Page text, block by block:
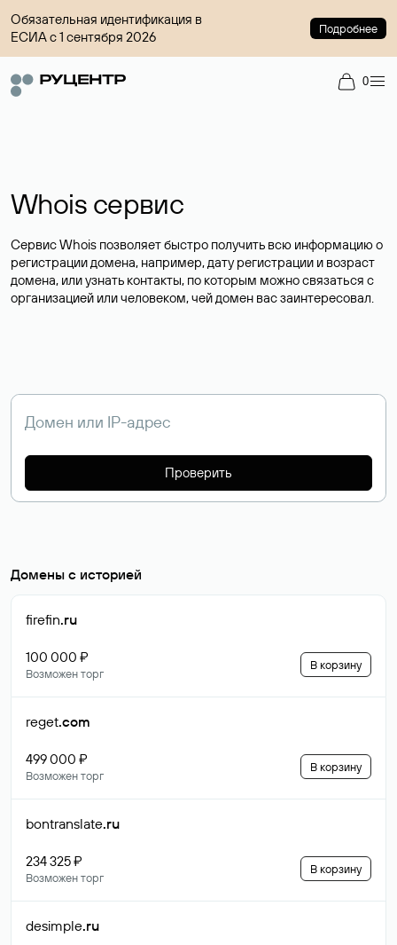
Обязательная идентификация в
ЕСИА с 1 сентября 2026
Подробнее
0
Whois сервис
Сервис Whois позволяет быстро получить всю информацию о
регистрации домена, например, дату регистрации и возраст
домена, или узнать контакты, по которым можно связаться с
организацией или человеком, чей домен вас заинтересовал.
Проверить
Домены с историей
firefin.ru
100 000 ₽
Возможен торг
В корзину
reget.com
499 000 ₽
Возможен торг
В корзину
bontranslate.ru
234 325 ₽
Возможен торг
В корзину
desimple.ru